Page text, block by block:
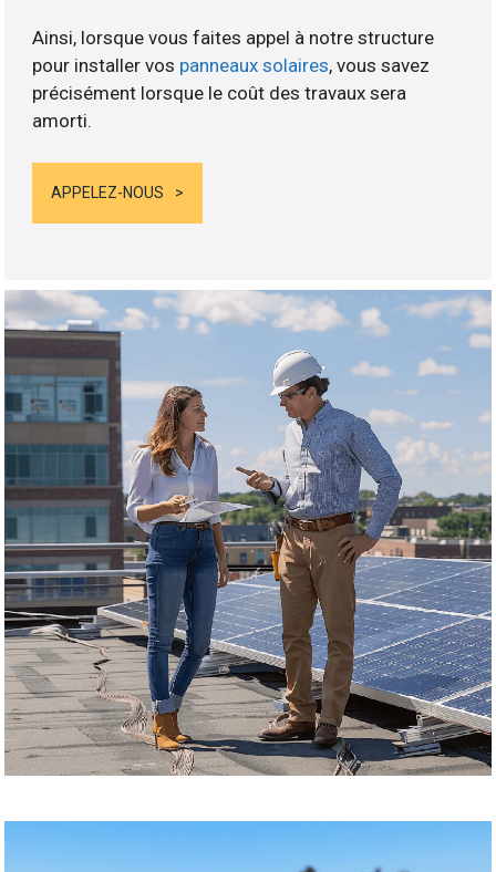
Ainsi, lorsque vous faites appel à notre structure
pour installer vos panneaux solaires, vous savez
précisément lorsque le coût des travaux sera
amorti.
APPELEZ-NOUS